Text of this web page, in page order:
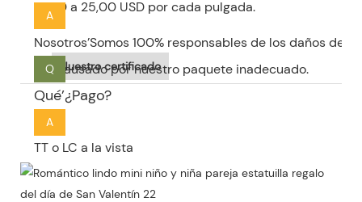
10,00 a 25,00 USD por cada pulgada.
A
Nosotros’Somos 100% responsables de los daños de
si’S causado por nuestro paquete inadecuado.
Q
Qué’¿Pago?
A
TT o LC a la vista
Nuestro certificado